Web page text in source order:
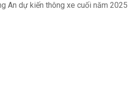
An dự kiến thông xe cuối năm 2025